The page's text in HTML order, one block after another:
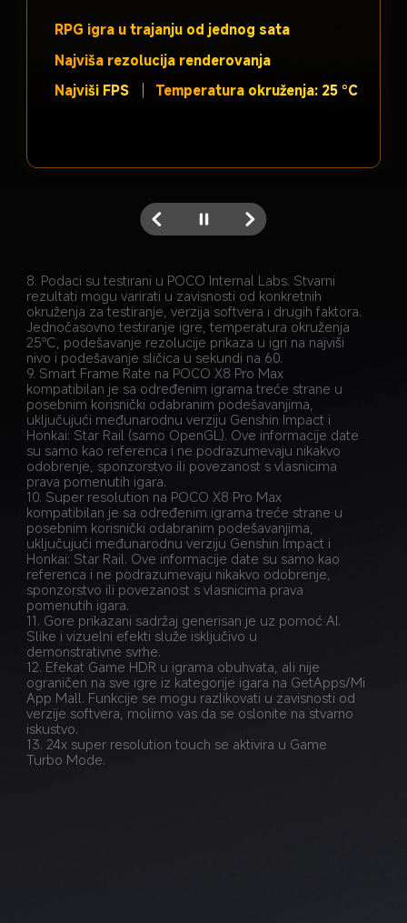
Interpolirani
Originalni
frejm B
8. Podaci su testirani u POCO Internal Labs. Stvarni
rezultati mogu varirati u zavisnosti od konkretnih
okruženja za testiranje, verzija softvera i drugih faktora.
Jednočasovno testiranje igre, temperatura okruženja
25℃, podešavanje rezolucije prikaza u igri na najviši
nivo i podešavanje sličica u sekundi na 60.
9. Smart Frame Rate na POCO X8 Pro Max
kompatibilan je sa određenim igrama treće strane u
posebnim korisnički odabranim podešavanjima,
uključujući međunarodnu verziju Genshin Impact i
Honkai: Star Rail (samo OpenGL). Ove informacije date
su samo kao referenca i ne podrazumevaju nikakvo
odobrenje, sponzorstvo ili povezanost s vlasnicima
prava pomenutih igara.
10. Super resolution na POCO X8 Pro Max
kompatibilan je sa određenim igrama treće strane u
posebnim korisnički odabranim podešavanjima,
uključujući međunarodnu verziju Genshin Impact i
Honkai: Star Rail. Ove informacije date su samo kao
referenca i ne podrazumevaju nikakvo odobrenje,
sponzorstvo ili povezanost s vlasnicima prava
pomenutih igara.
11. Gore prikazani sadržaj generisan je uz pomoć AI.
Slike i vizuelni efekti služe isključivo u
demonstrativne svrhe.
12. Efekat Game HDR u igrama obuhvata, ali nije
ograničen na sve igre iz kategorije igara na GetApps/Mi
App Mall. Funkcije se mogu razlikovati u zavisnosti od
verzije softvera, molimo vas da se oslonite na stvarno
iskustvo.
13. 24x super resolution touch se aktivira u Game
Turbo Mode.